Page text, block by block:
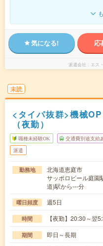
気になる! 応
派遣会社 エス
未読
<タイパ抜群>機械
（夜勤）
職種未経験OK 交通費別途支給
派遣
勤務地
北海道恵庭市
サッポロビール庭園
道)駅から---分
曜日頻度 週5日
時間 【夜勤】20:30～翌
期間 即日～長期